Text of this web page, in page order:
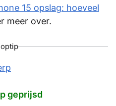
15 opslag: hoeveel
meer over.
geprijsd